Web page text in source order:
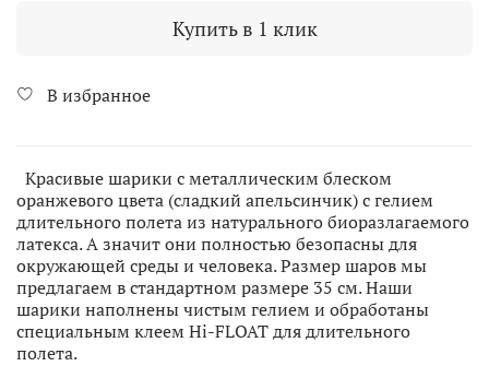
Купить в 1 клик
В избранное
Красивые шарики с металлическим блеском
оранжевого цвета (сладкий апельсинчик) с гелием
длительного полета из натурального биоразлагаемого
латекса. А значит они полностью безопасны для
окружающей среды и человека. Размер шаров мы
предлагаем в стандартном размере 35 см. Наши
шарики наполнены чистым гелием и обработаны
специальным клеем Hi-FLOAT для длительного
полета.